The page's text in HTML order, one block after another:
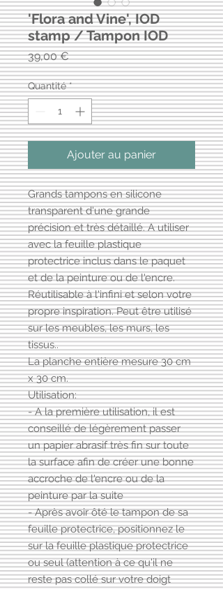
'Flora and Vine', IOD
stamp / Tampon IOD
39,00 €Prix
Quantité *
Ajouter au panier
Grands tampons en silicone
transparent d'une grande
précision et très détaillé. A utiliser
avec la feuille plastique
protectrice inclus dans le paquet
et de la peinture ou de l'encre.
Réutilisable à l'infini et selon votre
propre inspiration. Peut être utilisé
sur les meubles, les murs, les
tissus..
La planche entière mesure 30 cm
x 30 cm.
Utilisation:
- A la première utilisation, il est
conseillé de légèrement passer
un papier abrasif très fin sur toute
la surface afin de créer une bonne
accroche de l'encre ou de la
peinture par la suite
- Après avoir ôté le tampon de sa
feuille protectrice, positionnez le
sur la feuille plastique protectrice
ou seul (attention à ce qu'il ne
reste pas collé sur votre doigt